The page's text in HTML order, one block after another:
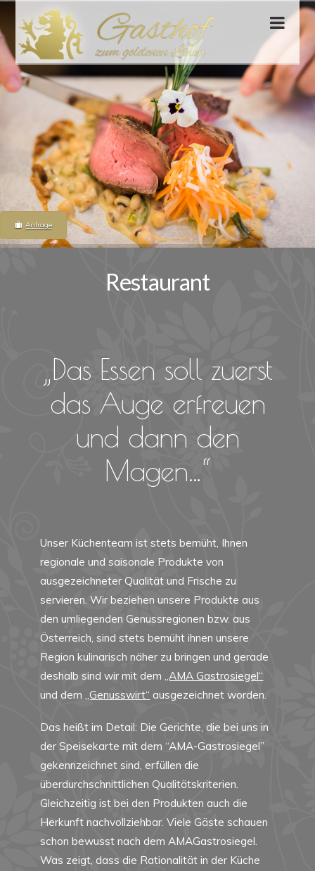
Anfrage
Restaurant
„Das Essen soll zuerst
das Auge erfreuen
und dann den
Magen…“
Unser Küchenteam ist stets bemüht, Ihnen
regionale und saisonale Produkte von
ausgezeichneter Qualität und Frische zu
servieren. Wir beziehen unsere Produkte aus
den umliegenden Genussregionen bzw. aus
Österreich, sind stets bemüht ihnen unsere
Region kulinarisch näher zu bringen und gerade
deshalb sind wir mit dem„AMA Gastrosiegel“
und dem„Genusswirt“ ausgezeichnet worden.
Das heißt im Detail: Die Gerichte, die bei uns in
der Speisekarte mit dem “AMA-Gastrosiegel”
gekennzeichnet sind, erfüllen die
überdurchschnittlichen Qualitätskriterien.
Gleichzeitig ist bei den Produkten auch die
Herkunft nachvollziehbar. Viele Gäste schauen
schon bewusst nach dem AMAGastrosiegel.
Was zeigt, dass die Rationalität in der Küche